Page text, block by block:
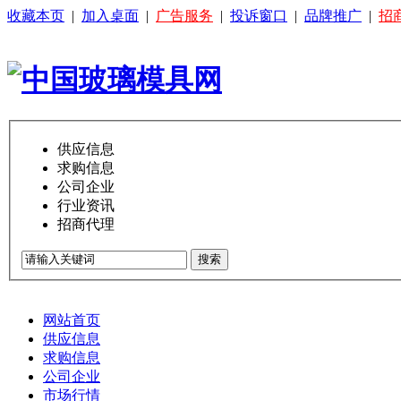
收藏本页 | 加入桌面 | 广告服务 | 投诉窗口 | 品牌推广 | 招
供应信息
求购信息
公司企业
行业资讯
招商代理
搜索
网站首页
供应信息
求购信息
公司企业
市场行情